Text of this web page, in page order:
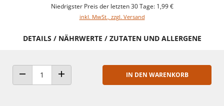
Niedrigster Preis der letzten 30 Tage: 1,99 €
inkl. MwSt., zzgl. Versand
DETAILS / NÄHRWERTE / ZUTATEN UND ALLERGENE
ANZAHL VERRINGERNANZAHL ERHÖHEN
IN DEN WARENKORB